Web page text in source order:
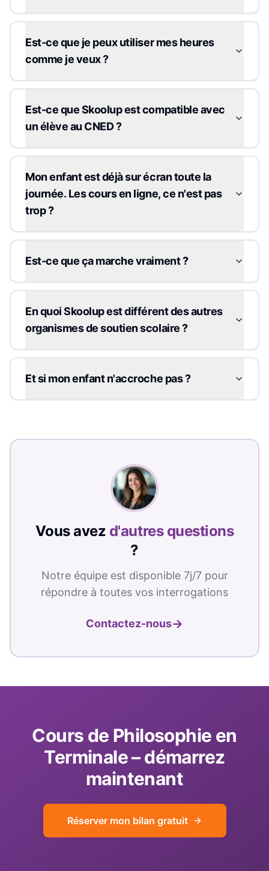
Est-ce que je peux utiliser mes heures
comme je veux ?
Est-ce que Skoolup est compatible avec
un élève au CNED ?
Mon enfant est déjà sur écran toute la
journée. Les cours en ligne, ce n'est pas
trop ?
Est-ce que ça marche vraiment ?
En quoi Skoolup est différent des autres
organismes de soutien scolaire ?
Et si mon enfant n'accroche pas ?
Vous avez d'autres questions
?
Notre équipe est disponible 7j/7 pour
répondre à toutes vos interrogations
Contactez-nous→
Cours de Philosophie en
Terminale– démarrez
maintenant
Réserver mon bilan gratuit